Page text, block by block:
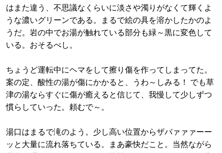
はまた違う、不思議なくらいに淡さや濁りがなくて輝くよ
うな濃いグリーンである。まるで絵の具を溶かしたかのよ
うだ。岩の中でお湯が触れている部分も緑～黒に変色して
いる。おそるべし。
ちょうど運転中にヘマをして擦り傷を作ってしまってた。
案の定、酸性の湯が傷にかかると、うわ～しみる！ でも草
津の湯ならすぐに傷が癒えると信じて、我慢して少しずつ
慣らしていった。頼むで～。
湯口はまるで滝のよう。少し高い位置からザバァァァーー
ッと大量に流れ落ちている。まあ豪快だこと。当然ながら